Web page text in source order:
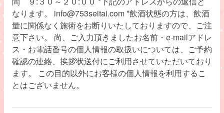
なります。 info@753seitai.com *飲酒状態の方は、飲酒
量に関係なく施術をお断りいたしておりますので、ご注
意下さい。 尚、ご入力頂きましたお名前・e-mailアドレ
ス・お電話番号の個人情報の取扱いについては、ご予約
確認の連絡、挨拶状送付にご利用させていただいており
ます。 この目的以外にお客様の個人情報を利用するこ
とはございません。